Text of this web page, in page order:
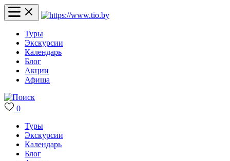
Туры
Экскурсии
Календарь
Блог
Акции
Афиша
0
Туры
Экскурсии
Календарь
Блог